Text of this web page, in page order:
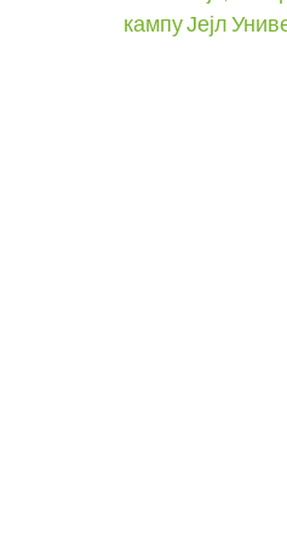
navigation
кампу Јејл